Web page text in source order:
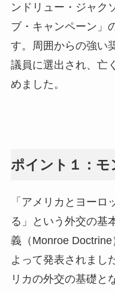
ンドリュー・ジャク
ブ・キャンペーン」
す。周囲からの強い
議員に選出され、亡
めました。
ポイント１：モ
「アメリカとヨー
る」という外交の基
義（Monroe
よって発表されまし
リカの外交の基礎と